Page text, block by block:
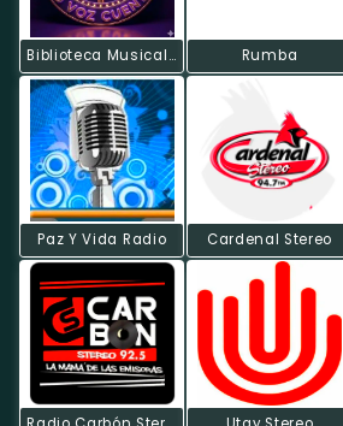
Biblioteca Musical DF Rumba
Paz Y Vida Radio Cardenal Stereo